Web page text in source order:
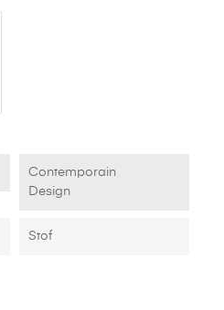
Contemporain
Design
Stof